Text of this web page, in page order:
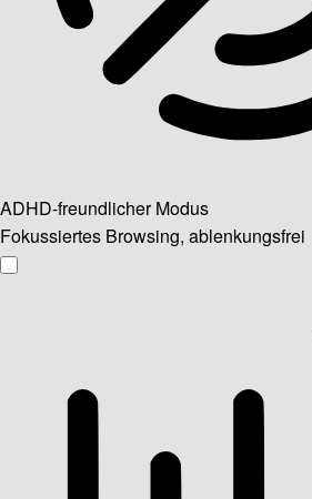
ADHD-freundlicher Modus
Fokussiertes Browsing, ablenkungsfrei